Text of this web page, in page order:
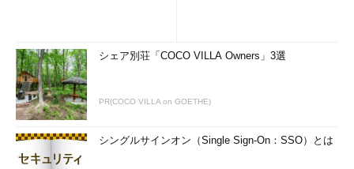
シェア別荘「COCO VILLA Owners」3選
PR(COCO VILLA on GOETHE)
シングルサインオン（Single Sign-On：SSO）とは